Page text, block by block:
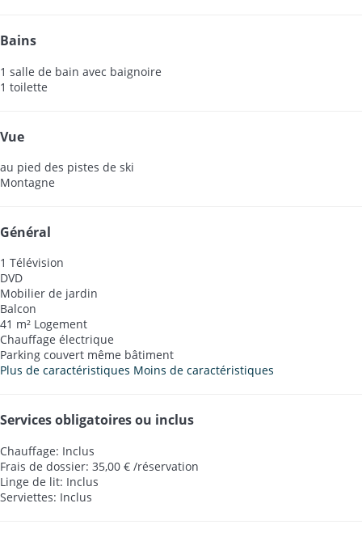
Bains
1 salle de bain avec baignoire
1 toilette
Vue
au pied des pistes de ski
Montagne
Général
1 Télévision
DVD
Mobilier de jardin
Balcon
41 m² Logement
Chauffage électrique
Parking couvert même bâtiment
Plus de caractéristiques Moins de caractéristiques
Services obligatoires ou inclus
Chauffage: Inclus
Frais de dossier: 35,00 € /réservation
Linge de lit: Inclus
Serviettes: Inclus